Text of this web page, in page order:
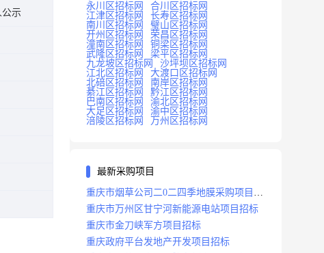
公示
永川区招标网
合川区招标网
江津区招标网
长寿区招标网
南川区招标网
璧山区招标网
开州区招标网
荣昌区招标网
潼南区招标网
铜梁区招标网
武隆区招标网
梁平区招标网
九龙坡区招标网
沙坪坝区招标网
江北区招标网
大渡口区招标网
北碚区招标网
南岸区招标网
綦江区招标网
黔江区招标网
巴南区招标网
渝北区招标网
大足区招标网
渝中区招标网
涪陵区招标网
万州区招标网
最新采购项目
重庆市烟草公司二0二四季地膜采购项目招
标公告
重庆市万州区甘宁河新能源电站项目招标
重庆市金刀峡军方项目招标
重庆政府平台发地产开发项目招标